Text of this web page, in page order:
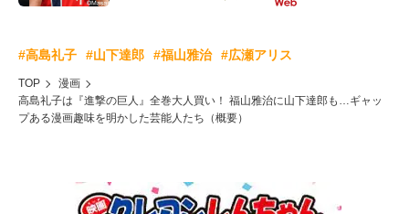
#高島礼子 #山下達郎 #福山雅治 #広瀬アリス
TOP
漫画
高島礼子は『進撃の巨人』全巻大人買い！ 福山雅治に山下達郎も…ギャッ
プある漫画趣味を明かした芸能人たち（概要）